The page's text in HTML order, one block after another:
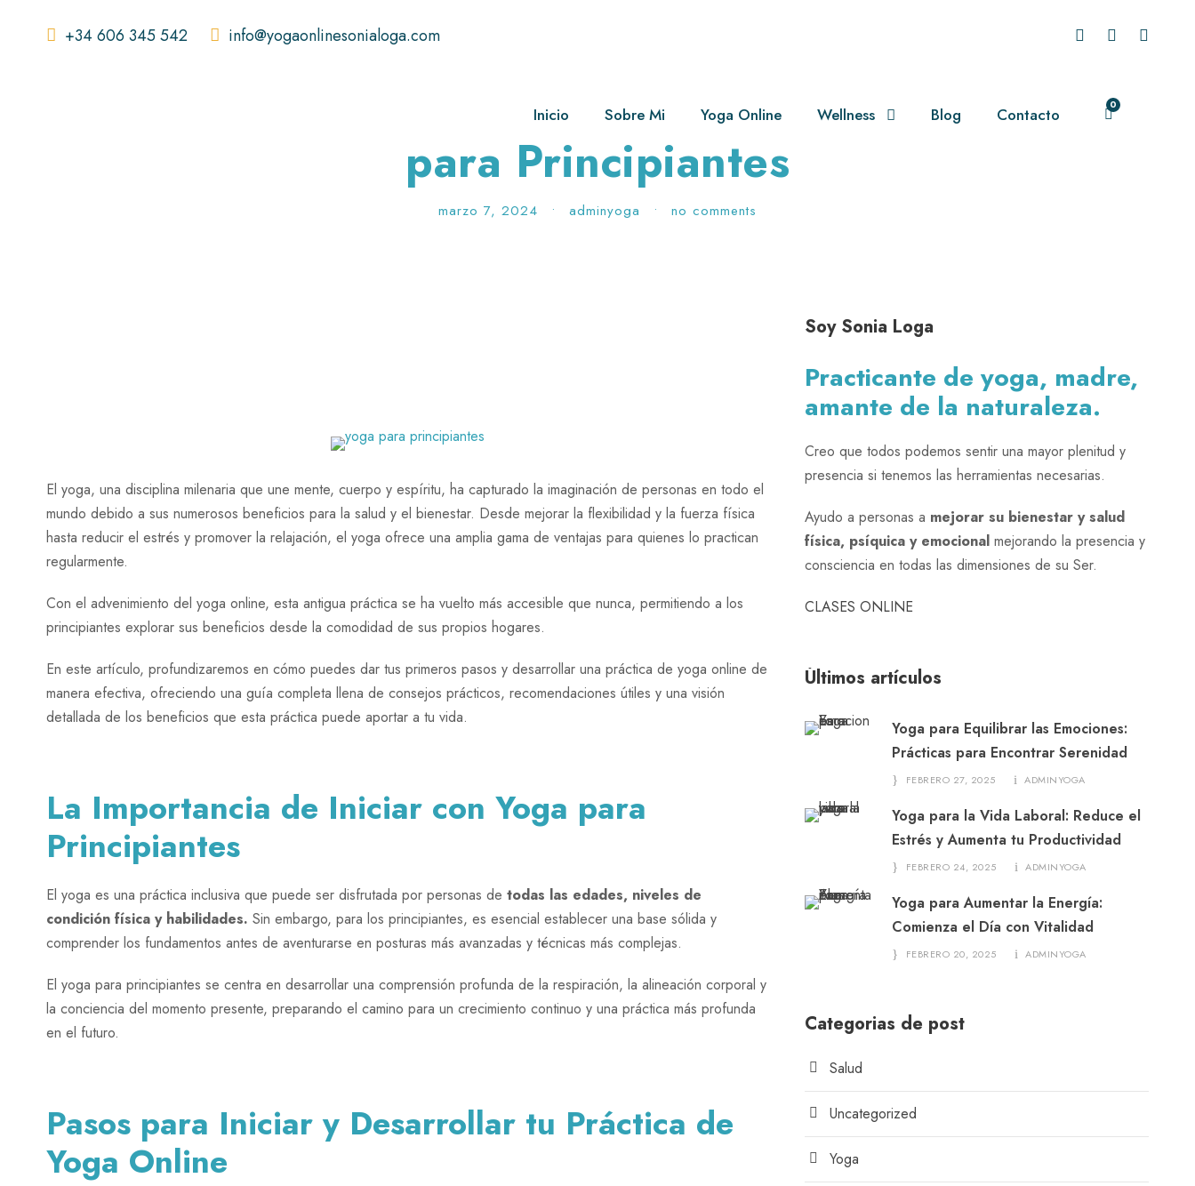
+34 606 345 542 info@yogaonlinesonialoga.com
Inicio Sobre Mi Yoga Online Wellness Blog Contacto 0
Cómo Iniciar tu Práctica de Yoga Online: Consejos
para Principiantes
marzo 7, 2024 • adminyoga • no comments
El yoga, una disciplina milenaria que une mente, cuerpo y espíritu, ha capturado la imaginación de personas en todo el
mundo debido a sus numerosos beneficios para la salud y el bienestar. Desde mejorar la flexibilidad y la fuerza física
hasta reducir el estrés y promover la relajación, el yoga ofrece una amplia gama de ventajas para quienes lo practican
regularmente.
Con el advenimiento del yoga online, esta antigua práctica se ha vuelto más accesible que nunca, permitiendo a los
principiantes explorar sus beneficios desde la comodidad de sus propios hogares.
En este artículo, profundizaremos en cómo puedes dar tus primeros pasos y desarrollar una práctica de yoga online de
manera efectiva, ofreciendo una guía completa llena de consejos prácticos, recomendaciones útiles y una visión
detallada de los beneficios que esta práctica puede aportar a tu vida.
La Importancia de Iniciar con Yoga para
Principiantes
El yoga es una práctica inclusiva que puede ser disfrutada por personas de todas las edades, niveles de
condición física y habilidades. Sin embargo, para los principiantes, es esencial establecer una base sólida y
comprender los fundamentos antes de aventurarse en posturas más avanzadas y técnicas más complejas.
El yoga para principiantes se centra en desarrollar una comprensión profunda de la respiración, la alineación corporal y
la conciencia del momento presente, preparando el camino para un crecimiento continuo y una práctica más profunda
en el futuro.
Pasos para Iniciar y Desarrollar tu Práctica de
Yoga Online
Soy Sonia Loga
Practicante de yoga, madre,
amante de la naturaleza.
Creo que todos podemos sentir una mayor plenitud y
presencia si tenemos las herramientas necesarias.
Ayudo a personas a mejorar su bienestar y salud
física, psíquica y emocional mejorando la presencia y
consciencia en todas las dimensiones de su Ser.
CLASES ONLINE
Últimos artículos
Yoga para Equilibrar las Emociones:
Prácticas para Encontrar Serenidad
FEBRERO 27, 2025 ADMINYOGA
Yoga para la Vida Laboral: Reduce el
Estrés y Aumenta tu Productividad
FEBRERO 24, 2025 ADMINYOGA
Yoga para Aumentar la Energía:
Comienza el Día con Vitalidad
FEBRERO 20, 2025 ADMINYOGA
Categorias de post
Salud
Uncategorized
Yoga